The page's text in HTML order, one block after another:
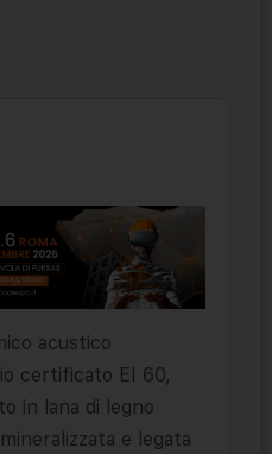
acustico
certificato EI 60,
in lana di legno
e legata